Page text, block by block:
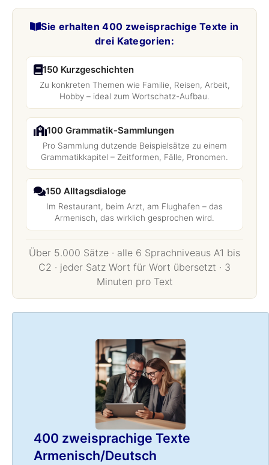
Sie erhalten 400 zweisprachige Texte in
drei Kategorien:
150 Kurzgeschichten
Zu konkreten Themen wie Familie, Reisen, Arbeit,
Hobby – ideal zum Wortschatz-Aufbau.
100 Grammatik-Sammlungen
Pro Sammlung dutzende Beispielsätze zu einem
Grammatikkapitel – Zeitformen, Fälle, Pronomen.
150 Alltagsdialoge
Im Restaurant, beim Arzt, am Flughafen – das
Armenisch, das wirklich gesprochen wird.
Über 5.000 Sätze · alle 6 Sprachniveaus A1 bis
C2 · jeder Satz Wort für Wort übersetzt · 3
Minuten pro Text
400 zweisprachige Texte
Armenisch/Deutsch